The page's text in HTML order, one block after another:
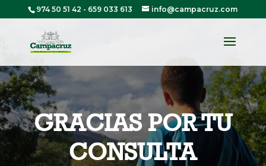
974 50 51 42 - 659 033 613 info@campacruz.com
GRACIAS POR TU
CONSULTA